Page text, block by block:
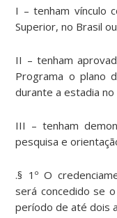
I – tenham vínculo
Superior, no Brasil
II – tenham
Programa o plano
durante a estadia no
III – tenham
pesquisa e
.§ 1º O
será concedido se
período de até dois